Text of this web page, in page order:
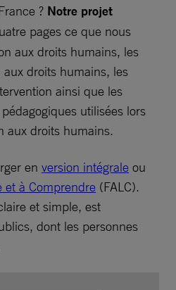
? Notre projet
pages ce que nous
aux droits humains, les
aux droits humains, les
ainsi que les
utilisées lors
aux droits humains.
en version intégrale ou
et à Comprendre (FALC).
et simple, est
dont les personnes